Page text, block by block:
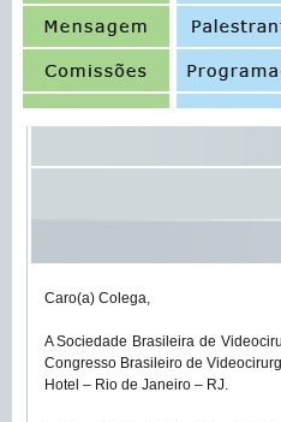
Caro(a) Colega,
A Sociedade Brasileira de
Congresso Brasileiro de
Hotel – Rio de Janeiro – RJ.